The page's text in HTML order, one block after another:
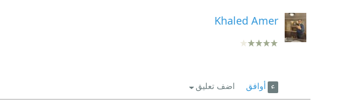
Khaled Amer
أوافق اضف تعليق